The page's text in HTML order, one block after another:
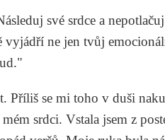
své srdce a
vyjádří ne jen tvůj
Příliš se mi toho v duši
srdci. Vstala jsem z